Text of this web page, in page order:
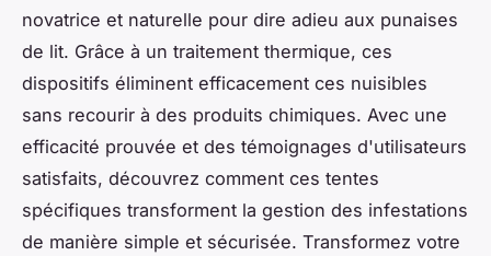
novatrice et naturelle pour dire adieu aux punaises
de lit. Grâce à un traitement thermique, ces
dispositifs éliminent efficacement ces nuisibles
sans recourir à des produits chimiques. Avec une
efficacité prouvée et des témoignages d'utilisateurs
satisfaits, découvrez comment ces tentes
spécifiques transforment la gestion des infestations
de manière simple et sécurisée. Transformez votre